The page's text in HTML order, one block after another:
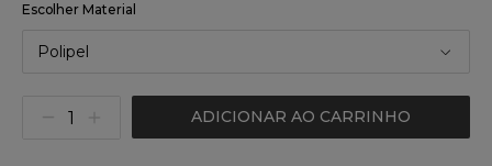
Escolher Material
Polipel
ADICIONAR AO CARRINHO